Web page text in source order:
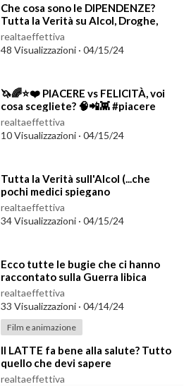
⁣Che cosa sono le DIPENDENZE?
Tutta la Verità su Alcol, Droghe,
Tabacco, Smartphone, Zuccheri & C
realtaeffettiva
48 Visualizzazioni · 04/15/24
⁣🦄🌈⭐️❤️ PIACERE vs FELICITÀ, voi
cosa scegliete? 🧠📲👾 #piacere
#felicità
realtaeffettiva
10 Visualizzazioni · 04/15/24
⁣Tutta la Verità sull'Alcol (...che
pochi medici spiegano
chiaramente!!!!)
realtaeffettiva
34 Visualizzazioni · 04/15/24
⁣Ecco tutte le bugie che ci hanno
raccontato sulla Guerra libica
Video Libera TV
realtaeffettiva
33 Visualizzazioni · 04/14/24
Film e animazione
⁣Il LATTE fa bene alla salute? Tutto
quello che devi sapere
realtaeffettiva